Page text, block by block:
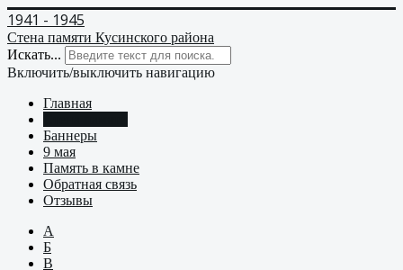
1941 - 1945
Стена памяти Кусинского района
Искать...
Включить/выключить навигацию
Главная
Баннеры
9 мая
Память в камне
Обратная связь
Отзывы
А
Б
В